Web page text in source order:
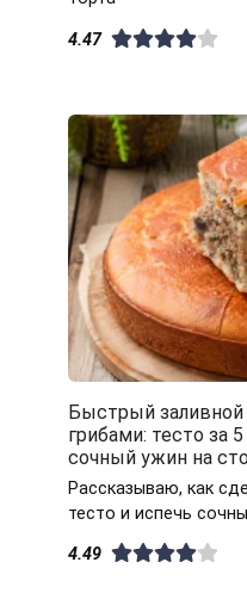
4.47
Быстрый
грибами: тесто за
сочный ужин на
Рассказываю, как
тесто и испечь
4.49